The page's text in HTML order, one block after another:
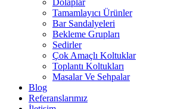
Dolaplar
Tamamlayıcı Ürünler
Bar Sandalyeleri
Bekleme Grupları
Sedirler
Çok Amaçlı Koltuklar
Toplantı Koltukları
Masalar Ve Sehpalar
Blog
Referanslarımız